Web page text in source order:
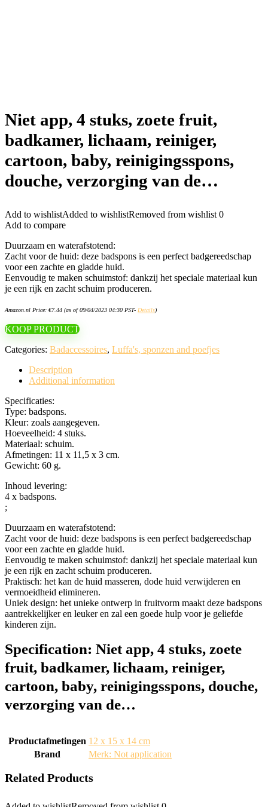
Niet app, 4 stuks, zoete fruit,
badkamer, lichaam, reiniger,
cartoon, baby, reinigingsspons,
douche, verzorging van de…
Add to wishlistAdded to wishlistRemoved from wishlist 0
Add to compare
Duurzaam en waterafstotend:
Zacht voor de huid: deze badspons is een perfect badgereedschap
voor een zachte en gladde huid.
Eenvoudig te maken schuimstof: dankzij het speciale materiaal kun
je een rijk en zacht schuim produceren.
Amazon.nl Price: €7.44 (as of 09/04/2023 04:30 PST- Details)
KOOP PRODUCT
Categories: Badaccessoires, Luffa's, sponzen and poefjes
Description
Additional information
Specificaties:
Type: badspons.
Kleur: zoals aangegeven.
Hoeveelheid: 4 stuks.
Materiaal: schuim.
Afmetingen: 11 x 11,5 x 3 cm.
Gewicht: 60 g.
Inhoud levering:
4 x badspons.
;
Duurzaam en waterafstotend:
Zacht voor de huid: deze badspons is een perfect badgereedschap
voor een zachte en gladde huid.
Eenvoudig te maken schuimstof: dankzij het speciale materiaal kun
je een rijk en zacht schuim produceren.
Praktisch: het kan de huid masseren, dode huid verwijderen en
vermoeidheid elimineren.
Uniek design: het unieke ontwerp in fruitvorm maakt deze badspons
aantrekkelijker en leuker en zal een goede hulp voor je geliefde
kinderen zijn.
Specification: Niet app, 4 stuks, zoete
fruit, badkamer, lichaam, reiniger,
cartoon, baby, reinigingsspons, douche,
verzorging van de…
Productafmetingen ‎12 x 15 x 14 cm
Brand
Merk: Not application
Related Products